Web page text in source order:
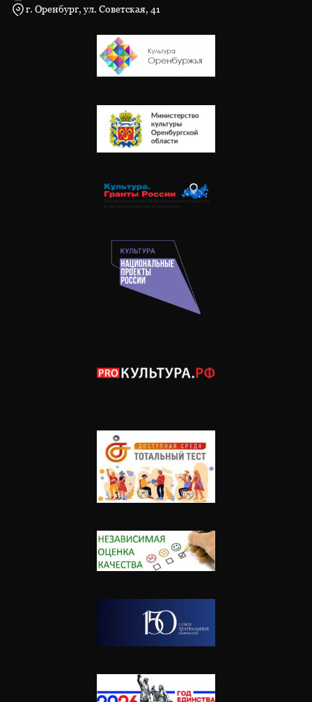
г. Оренбург, ул. Советская, 41